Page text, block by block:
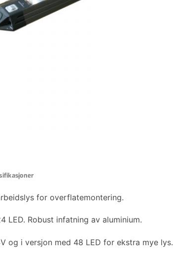
for overflatemontering.
LED. Robust infatning av aluminium.
og i versjon med 48 LED for ekstra mye lys.